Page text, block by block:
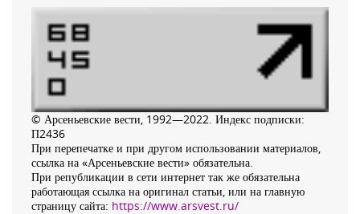
© Арсеньевские вести, 1992—2022. Индекс подписки:
П2436
При перепечатке и при другом использовании материалов,
ссылка на «Арсеньевские вести» обязательна.
При републикации в сети интернет так же обязательна
работающая ссылка на оригинал статьи, или на главную
страницу сайта: https://www.arsvest.ru/